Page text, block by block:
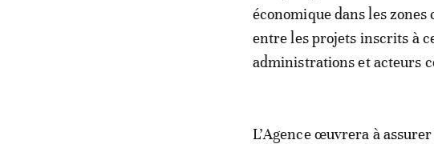
économique dans les
entre les projets inscrits à
administrations et acteurs
L’Agence œuvrera à